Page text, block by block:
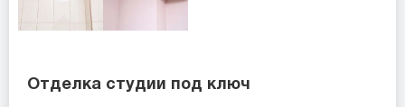
Отделка студии под ключ